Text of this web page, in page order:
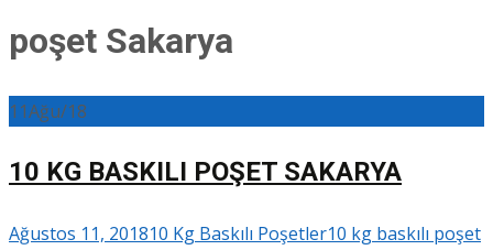
poşet Sakarya
11Ağu/18
10 KG BASKILI POŞET SAKARYA
Ağustos 11, 201810 Kg Baskılı Poşetler10 kg baskılı poşet